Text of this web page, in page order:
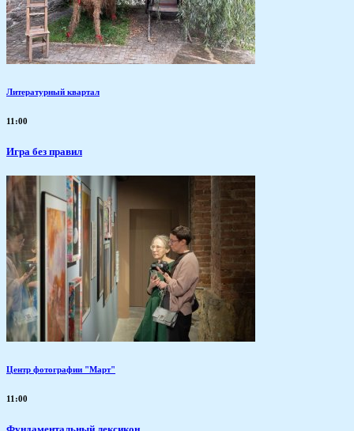
Литературный квартал
11:00
​Игра без правил
Центр фотографии "Март"
11:00